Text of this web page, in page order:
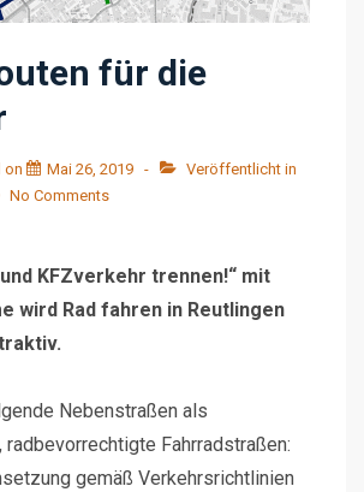
für die
on Mai 26, 2019
Veröffentlicht in
No Comments
KFZverkehr trennen!“ mit
wird Rad fahren in Reutlingen
Nebenstraßen als
radbevorrechtigte Fahrradstraßen:
gemäß Verkehrsrichtlinien